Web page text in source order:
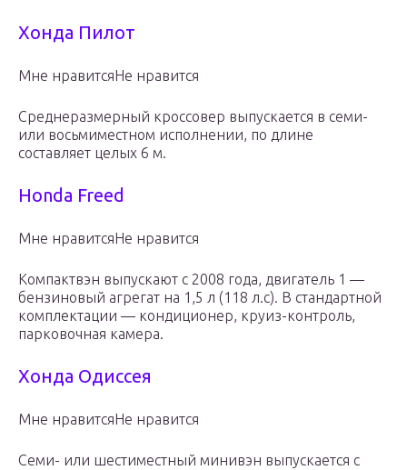
Хонда Пилот
Мне нравитсяНе нравится
Среднеразмерный кроссовер выпускается в семи-
или восьмиместном исполнении, по длине
составляет целых 6 м.
Honda Freed
Мне нравитсяНе нравится
Компактвэн выпускают с 2008 года, двигатель 1 —
бензиновый агрегат на 1,5 л (118 л.с). В стандартной
комплектации — кондиционер, круиз-контроль,
парковочная камера.
Хонда Одиссея
Мне нравитсяНе нравится
Семи- или шестиместный минивэн выпускается с